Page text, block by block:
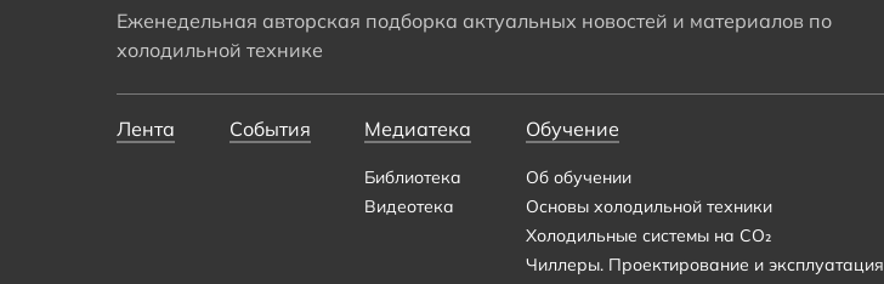
Еженедельная авторская подборка актуальных новостей и материалов по
холодильной технике
Лента События Медиатека
Библиотека
Видеотека
Обучение
Об обучении
Основы холодильной техники
Холодильные системы на CO₂
Чиллеры. Проектирование и эксплуатация